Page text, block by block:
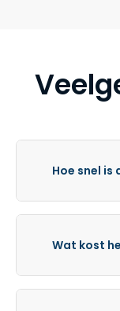
Hoe snel
Wat kost